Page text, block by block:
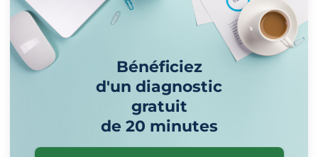
Bénéficiez
d'un diagnostic
gratuit
de 20 minutes